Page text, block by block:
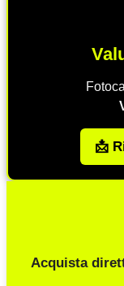
📩
Acquista